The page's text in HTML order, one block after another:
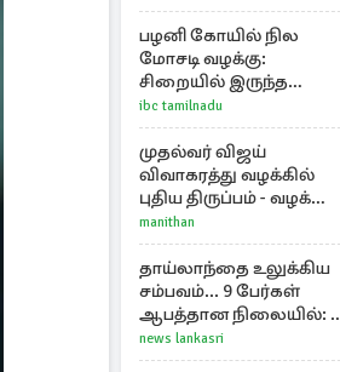
பழனி கோயில் நில
மோசடி வழக்கு:
சிறையில் இருந்த
அன்வர்தீன் மரணம்
ibc tamilnadu
முதல்வர் விஜய்
விவாகரத்து வழக்கில்
புதிய திருப்பம் - வழக்கை
வாபஸ் பெற்ற சங்கீதா!
manithan
தாய்லாந்தை உலுக்கிய
சம்பவம்... 9 பேர்கள்
ஆபத்தான நிலையில்: 8
பேர் பலி
news lankasri